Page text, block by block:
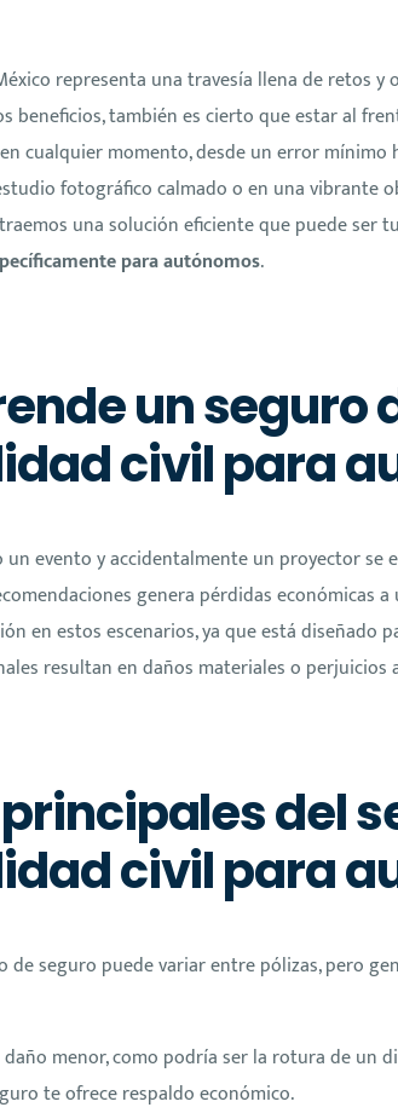
representa una travesía llena de retos
beneficios, también es cierto que estar al
cualquier momento, desde un error
fotográfico calmado o en una vibrante
una solución eficiente que puede ser
para autónomos.
un seguro
civil para
evento y accidentalmente un proyector se
genera pérdidas económicas
en estos escenarios, ya que está diseñado
resultan en daños materiales o perjuicios
del
civil para
seguro puede variar entre pólizas, pero
daño menor, como podría ser la rotura de un
te ofrece respaldo económico.